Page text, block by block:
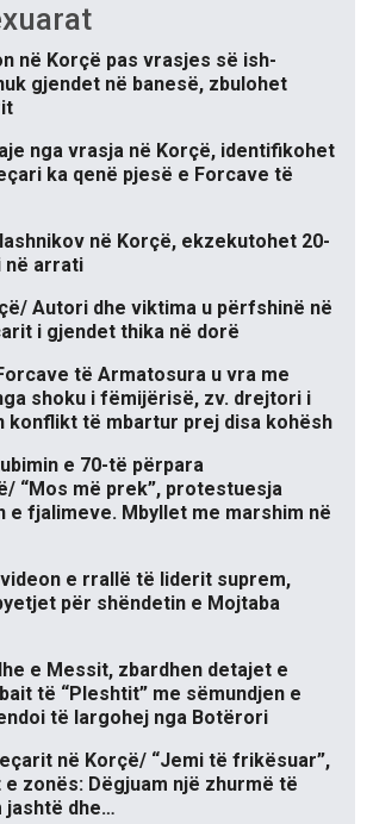
në Korçë pas vrasjes së ish-
gjendet në banesë, zbulohet
nga vrasja në Korçë, identifikohet
ka qenë pjesë e Forcave të
në Korçë, ekzekutohet 20-
në arrati
Autori dhe viktima u përfshinë në
i gjendet thika në dorë
të Armatosura u vra me
shoku i fëmijërisë, zv. drejtori i
konflikt të mbartur prej disa kohësh
e 70-të përpara
“Mos më prek”, protestuesja
e fjalimeve. Mbyllet me marshim në
e rrallë të liderit suprem,
për shëndetin e Mojtaba
e Messit, zbardhen detajet e
të “Pleshtit” me sëmundjen e
të largohej nga Botërori
në Korçë/ “Jemi të frikësuar”,
zonës: Dëgjuam një zhurmë të
jashtë dhe…